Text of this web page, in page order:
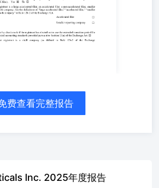
交此类报告的较短期限）(1) 注册人已提
交易法第13节或第15(d)节要求提交的所
册人是否受到此类x哦备案要求过去90天
方框内勾选，表明注册人是否在过去的
司、较小规模报告公司还是新兴增长公
司”、“较小规模报告公司”和“新兴增长
小的报告公司加速文件提交者 x大型
通过勾选标记表示登记人是否选择不使用
任何规定。根据《证券交易所法案》第
费查看完整报告
Inc. 2025年度报告